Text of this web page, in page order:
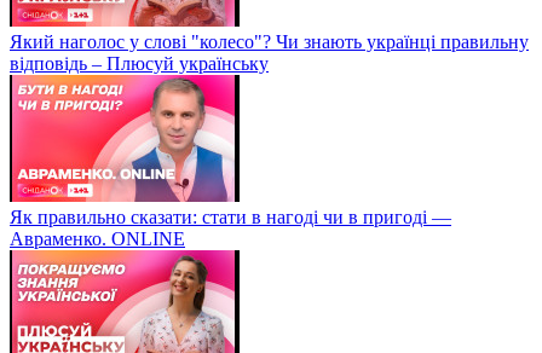
Який наголос у слові "колесо"? Чи знають українці правильну
відповідь – Плюсуй українську
Як правильно сказати: стати в нагоді чи в пригоді —
Авраменко. ONLINE